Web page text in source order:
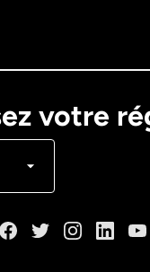
votre
Français